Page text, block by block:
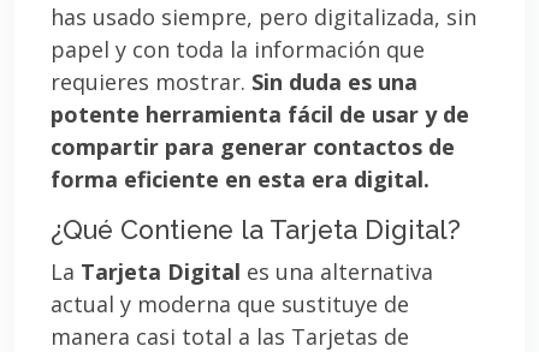
has usado siempre, pero digitalizada, sin
papel y con toda la información que
requieres mostrar. Sin duda es una
potente herramienta fácil de usar y de
compartir para generar contactos de
forma eficiente en esta era digital.
¿Qué Contiene la Tarjeta Digital?
La Tarjeta Digital es una alternativa
actual y moderna que sustituye de
manera casi total a las Tarjetas de